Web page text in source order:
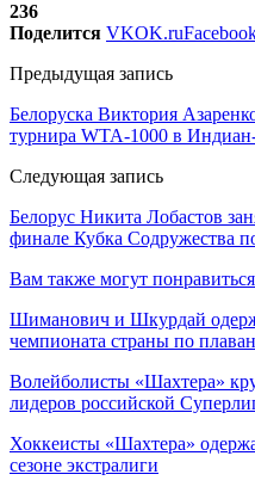
236
Поделится VKOK.ru
Предыдущая запись
Белоруска Виктория
турнира WTA-1000 в
Следующая запись
Белорус Никита Лобастов
финале Кубка Содружества
Вам также могут понравиться
Шиманович и Шкурдай
чемпионата страны по
Волейболисты «Шахтера»
лидеров российской
Хоккеисты «Шахтера»
сезоне экстралиги